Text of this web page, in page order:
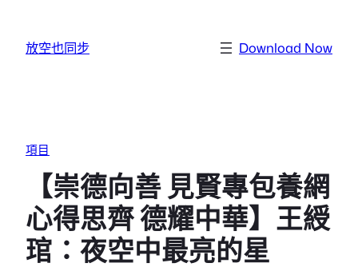
放空也同步 Download Now
項目
【崇德向善 見賢專包養網
心得思齊 德耀中華】王綬
琯：夜空中最亮的星